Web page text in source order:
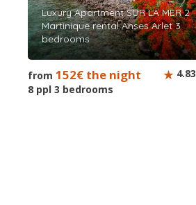
Luxury Apartment SUR LA MER 2
Martinique rental Anses Arlet 3
bedrooms
from 152€ the night
8 ppl 3 bedrooms
4.83